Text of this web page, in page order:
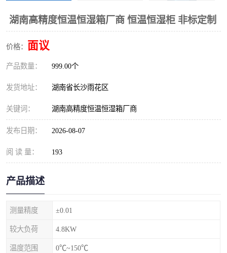
湖南高精度恒温恒湿箱厂商 恒温恒湿柜 非标定制
价格： 面议
产品数量： 999.00个
发货地址： 湖南省长沙雨花区
关键词： 湖南高精度恒温恒湿箱厂商
发布日期： 2026-08-07
阅 读 量： 193
产品描述
测量精度 ±0.01
较大负荷 4.8KW
温度范围 0℃~150℃